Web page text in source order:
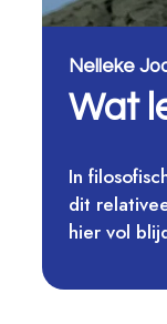
Nelleke
Wat
In
dit
hier vol